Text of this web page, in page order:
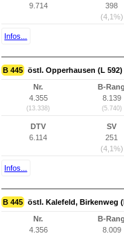
9.714
398
(4,1%)
Infos...
B 445 östl. Opperhausen (L 592)
Nr.
4.355
(13.338)
B-Rang
8.139
(5.740)
DTV
6.114
SV
251
(4,1%)
Infos...
B 445 östl. Kalefeld, Birkenweg
Nr.
4.356
B-Rang
8.009